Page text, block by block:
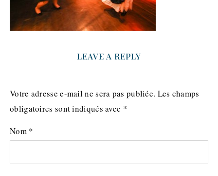
LEAVE A REPLY
Votre adresse e-mail ne sera pas publiée. Les champs
obligatoires sont indiqués avec *
Nom *